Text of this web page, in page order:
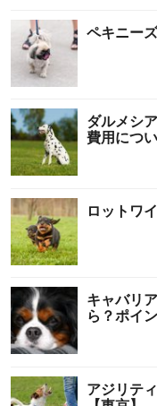
ペキニー
ダルメシ
費用につ
ロットワ
キャバリ
ら？ポイ
アジリテ